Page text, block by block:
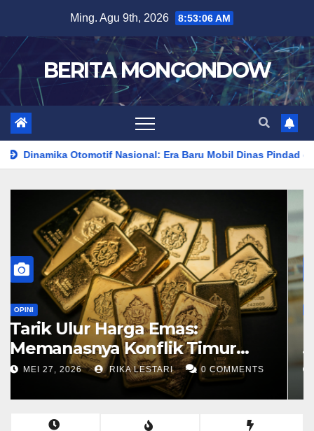
content
Ming. Agu 9th, 2026 8:53:08 AM
BERITA MONGONDOW
Nasional: Era Baru Mobil Dinas Pindad dan Ekspansi
OPINI
Tarik Ulur Harga Emas:
Memanasnya Konflik Timur
Tengah dan Adu Sengit di
MEI 27, 2026 RIKA LESTARI 0 COMMENTS